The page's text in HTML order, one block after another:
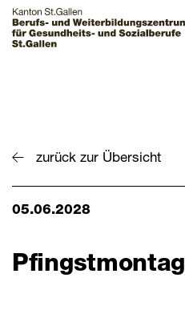
zurück zur Übersicht
05.06.2028
Pfingstmontag
Weiterbildung
Zur Übersicht